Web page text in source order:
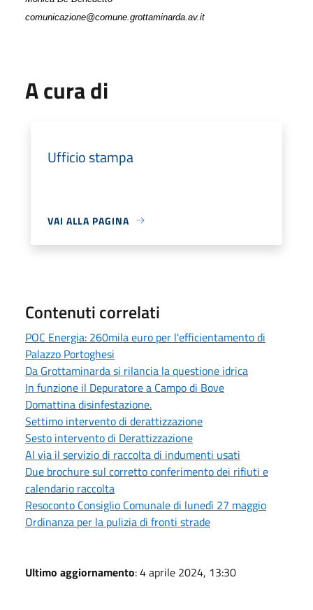
comunicazione@comune.grottaminarda.av.it
A cura di
Ufficio stampa
VAI ALLA PAGINA
Contenuti correlati
POC Energia: 260mila euro per l'efficientamento di
Palazzo Portoghesi
Da Grottaminarda si rilancia la questione idrica
In funzione il Depuratore a Campo di Bove
Domattina disinfestazione.
Settimo intervento di derattizzazione
Sesto intervento di Derattizzazione
Al via il servizio di raccolta di indumenti usati
Due brochure sul corretto conferimento dei rifiuti e
calendario raccolta
Resoconto Consiglio Comunale di lunedì 27 maggio
Ordinanza per la pulizia di fronti strade
Ultimo aggiornamento: 4 aprile 2024, 13:30